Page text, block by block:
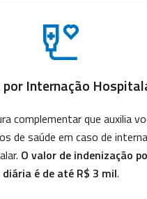
por Internação
complementar que auxilia
de saúde em caso de
O valor de indenização
diária é de até R$ 3 mil.